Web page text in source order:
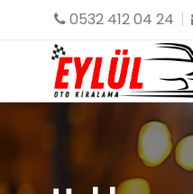
0532 412 04 24